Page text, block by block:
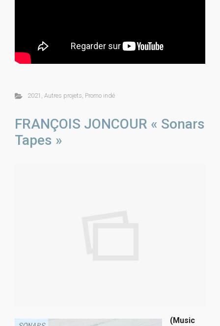
2021 , Autres projets, Promo indé
FRANÇOIS JONCOUR « Sonars
Tapes »
(Music